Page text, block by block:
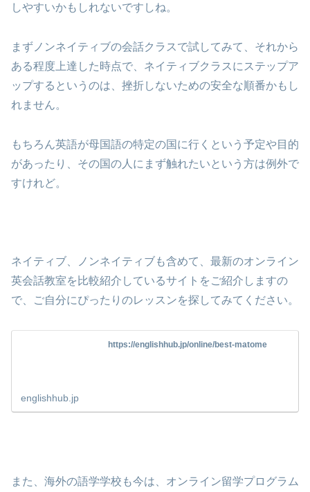
しやすいかもしれないですしね。
まずノンネイティブの会話クラスで試してみて、それから
ある程度上達した時点で、ネイティブクラスにステップア
ップするというのは、挫折しないための安全な順番かもし
れません。
もちろん英語が母国語の特定の国に行くという予定や目的
があったり、その国の人にまず触れたいという方は例外で
すけれど。
ネイティブ、ノンネイティブも含めて、最新のオンライン
英会話教室を比較紹介しているサイトをご紹介しますの
で、ご自分にぴったりのレッスンを探してみてください。
https://englishhub.jp/online/best-matome
englishhub.jp
また、海外の語学学校も今は、オンライン留学プログラム